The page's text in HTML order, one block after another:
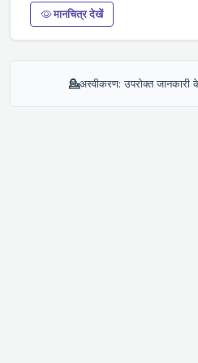
मानचित्र देखें
💁अस्वीकरण: उपरोक्त